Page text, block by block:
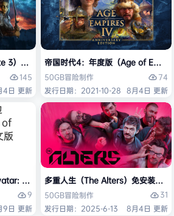
3）免安装中文版
145
4日 更新
帝国时代4：年度版（Age of
50GB冒险制作
74
发行日期：2021-10-28 8月4日 更新
Frontiers of Pandora》免安装中文版
9
9日 更新
多重人生（The Alters）免安装中文
50GB冒险制作
31
发行日期：2025-6-13
8月4日 更新